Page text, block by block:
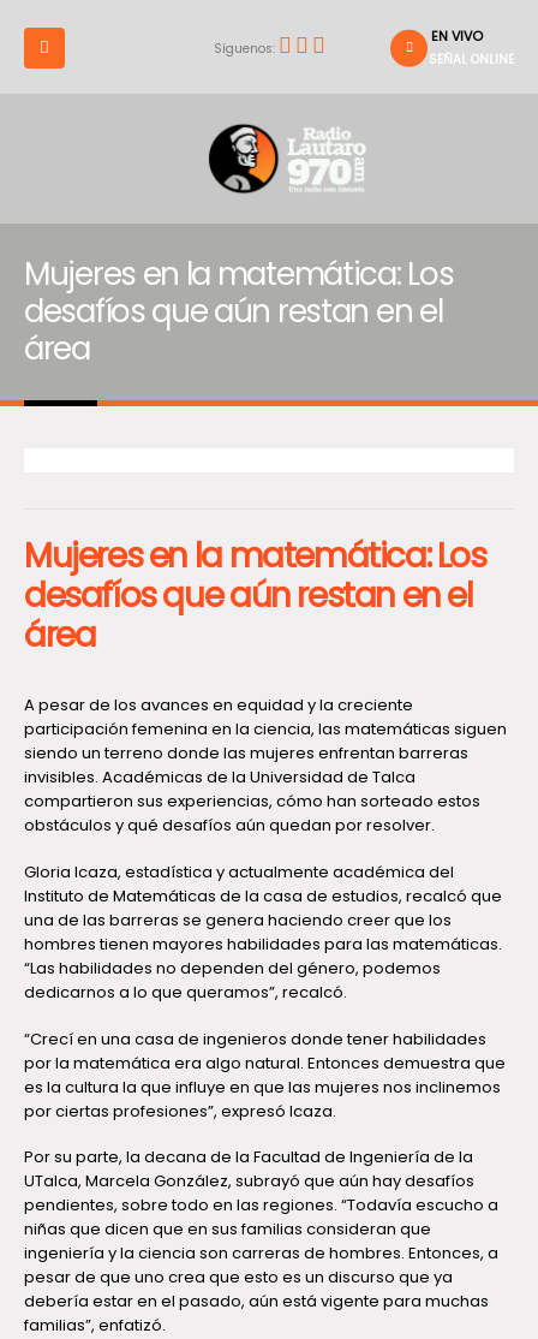
Síguenos:
EN VIVO
SEÑAL ONLINE
Mujeres en la matemática: Los
desafíos que aún restan en el
área
Mujeres en la matemática: Los
desafíos que aún restan en el
área
A pesar de los avances en equidad y la creciente
participación femenina en la ciencia, las matemáticas siguen
siendo un terreno donde las mujeres enfrentan barreras
invisibles. Académicas de la Universidad de Talca
compartieron sus experiencias, cómo han sorteado estos
obstáculos y qué desafíos aún quedan por resolver.
Gloria Icaza, estadística y actualmente académica del
Instituto de Matemáticas de la casa de estudios, recalcó que
una de las barreras se genera haciendo creer que los
hombres tienen mayores habilidades para las matemáticas.
“Las habilidades no dependen del género, podemos
dedicarnos a lo que queramos”, recalcó.
“Crecí en una casa de ingenieros donde tener habilidades
por la matemática era algo natural. Entonces demuestra que
es la cultura la que influye en que las mujeres nos inclinemos
por ciertas profesiones”, expresó Icaza.
Por su parte, la decana de la Facultad de Ingeniería de la
UTalca, Marcela González, subrayó que aún hay desafíos
pendientes, sobre todo en las regiones. “Todavía escucho a
niñas que dicen que en sus familias consideran que
ingeniería y la ciencia son carreras de hombres. Entonces, a
pesar de que uno crea que esto es un discurso que ya
debería estar en el pasado, aún está vigente para muchas
familias”, enfatizó.